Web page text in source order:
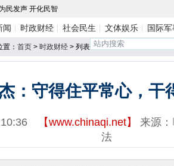
民发声 开化民智
闻 时政财经 社会民生 文体娱乐 国际
： 首页 > 时政财经 > 列表
：守得住平常心，干
【www.chinaqi.net】 来源：
法